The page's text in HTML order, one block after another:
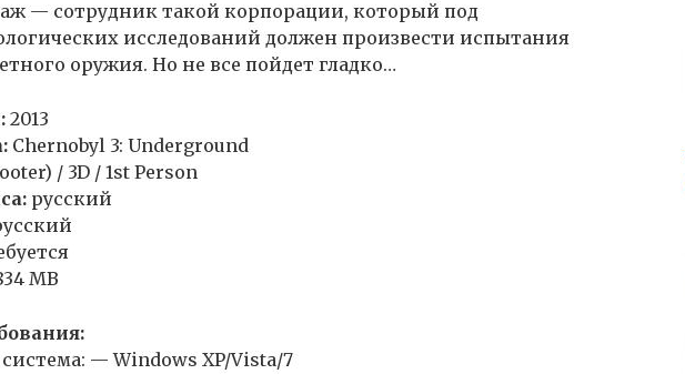
— сотрудник такой корпорации, который под
исследований должен произвести испытания
оружия. Но не все пойдет гладко…
2013
Chernobyl 3: Underground
/ 3D / 1st Person
русский
MB
— Windows XP/Vista/7